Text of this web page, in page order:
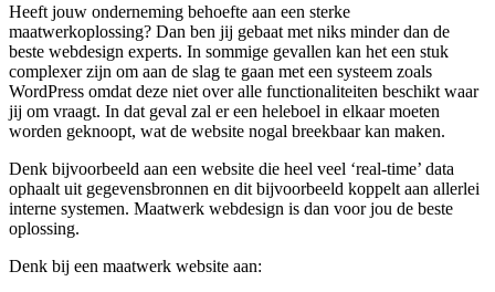
Heeft jouw onderneming behoefte aan een sterke
maatwerkoplossing? Dan ben jij gebaat met niks minder dan de
beste webdesign experts. In sommige gevallen kan het een stuk
complexer zijn om aan de slag te gaan met een systeem zoals
WordPress omdat deze niet over alle functionaliteiten beschikt waar
jij om vraagt. In dat geval zal er een heleboel in elkaar moeten
worden geknoopt, wat de website nogal breekbaar kan maken.
Denk bijvoorbeeld aan een website die heel veel ‘real-time’ data
ophaalt uit gegevensbronnen en dit bijvoorbeeld koppelt aan allerlei
interne systemen. Maatwerk webdesign is dan voor jou de beste
oplossing.
Denk bij een maatwerk website aan: